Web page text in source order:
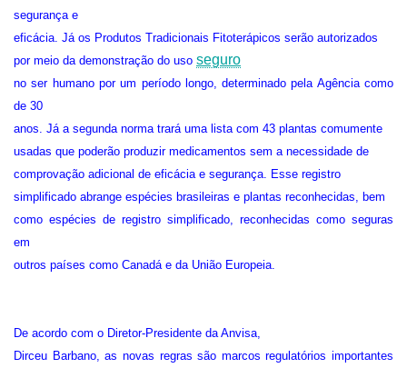
segurança e
eficácia. Já os Produtos Tradicionais Fitoterápicos serão autorizados
por meio da demonstração do uso seguro
no ser humano por um período longo, determinado pela Agência como
de 30
anos. Já a segunda norma trará uma lista com 43 plantas comumente
usadas que poderão produzir medicamentos sem a necessidade de
comprovação adicional de eficácia e segurança. Esse registro
simplificado abrange espécies brasileiras e plantas reconhecidas, bem
como espécies de registro simplificado, reconhecidas como seguras
em
outros países como Canadá e da União Europeia.
De acordo com o Diretor-Presidente da Anvisa,
Dirceu Barbano, as novas regras são marcos regulatórios importantes